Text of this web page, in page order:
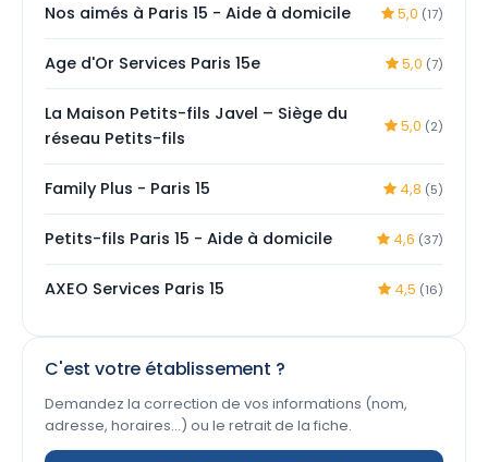
Nos aimés à Paris 15 - Aide à domicile 5,0 (17)
Age d'Or Services Paris 15e 5,0 (7)
La Maison Petits-fils Javel – Siège du
réseau Petits-fils
5,0 (2)
Family Plus - Paris 15 4,8 (5)
Petits-fils Paris 15 - Aide à domicile 4,6 (37)
AXEO Services Paris 15 4,5 (16)
C'est votre établissement ?
Demandez la correction de vos informations (nom,
adresse, horaires…) ou le retrait de la fiche.